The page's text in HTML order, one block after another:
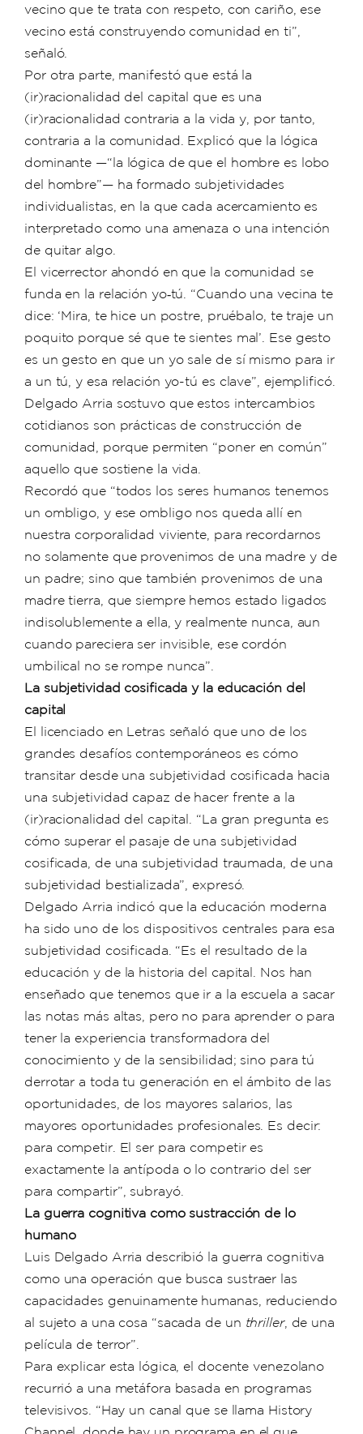
vecino que te trata con respeto, con cariño, ese
vecino está construyendo comunidad en ti”,
señaló.
Por otra parte, manifestó que está la
(ir)racionalidad del capital que es una
(ir)racionalidad contraria a la vida y, por tanto,
contraria a la comunidad. Explicó que la lógica
dominante —“la lógica de que el hombre es lobo
del hombre”— ha formado subjetividades
individualistas, en la que cada acercamiento es
interpretado como una amenaza o una intención
de quitar algo.
El vicerrector ahondó en que la comunidad se
funda en la relación yo‑tú. “Cuando una vecina te
dice: ‘Mira, te hice un postre, pruébalo, te traje un
poquito porque sé que te sientes mal’. Ese gesto
es un gesto en que un yo sale de sí mismo para ir
a un tú, y esa relación yo-tú es clave”, ejemplificó.
Delgado Arria sostuvo que estos intercambios
cotidianos son prácticas de construcción de
comunidad, porque permiten “poner en común”
aquello que sostiene la vida.
Recordó que “todos los seres humanos tenemos
un ombligo, y ese ombligo nos queda allí en
nuestra corporalidad viviente, para recordarnos
no solamente que provenimos de una madre y de
un padre; sino que también provenimos de una
madre tierra, que siempre hemos estado ligados
indisolublemente a ella, y realmente nunca, aun
cuando pareciera ser invisible, ese cordón
umbilical no se rompe nunca”.
La subjetividad cosificada y la educación del
capital
El licenciado en Letras señaló que uno de los
grandes desafíos contemporáneos es cómo
transitar desde una subjetividad cosificada hacia
una subjetividad capaz de hacer frente a la
(ir)racionalidad del capital. “La gran pregunta es
cómo superar el pasaje de una subjetividad
cosificada, de una subjetividad traumada, de una
subjetividad bestializada”, expresó.
Delgado Arria indicó que la educación moderna
ha sido uno de los dispositivos centrales para esa
subjetividad cosificada. “Es el resultado de la
educación y de la historia del capital. Nos han
enseñado que tenemos que ir a la escuela a sacar
las notas más altas, pero no para aprender o para
tener la experiencia transformadora del
conocimiento y de la sensibilidad; sino para tú
derrotar a toda tu generación en el ámbito de las
oportunidades, de los mayores salarios, las
mayores oportunidades profesionales. Es decir:
para competir. El ser para competir es
exactamente la antípoda o lo contrario del ser
para compartir”, subrayó.
La guerra cognitiva como sustracción de lo
humano
Luis Delgado Arria describió la guerra cognitiva
como una operación que busca sustraer las
capacidades genuinamente humanas, reduciendo
al sujeto a una cosa “sacada de un thriller, de una
película de terror”.
Para explicar esta lógica, el docente venezolano
recurrió a una metáfora basada en programas
televisivos. “Hay un canal que se llama History